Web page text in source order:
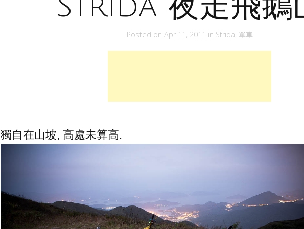
Posted on Apr 11, 2011 in Strida, 單車
獨自在山坡, 高處未算高.